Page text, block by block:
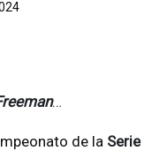
…
de la Serie